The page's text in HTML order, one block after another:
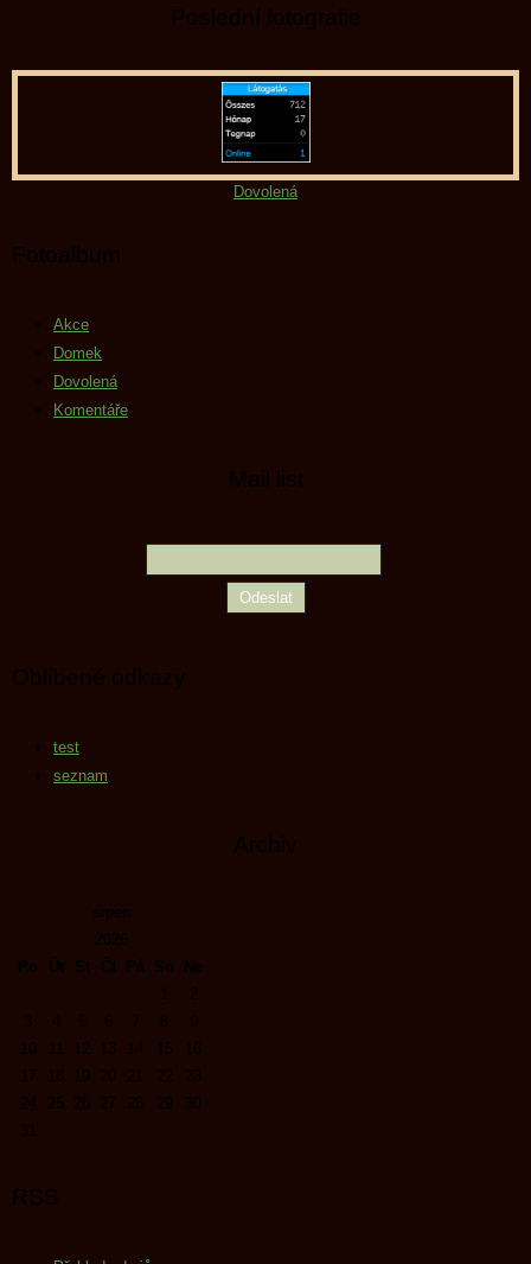
Poslední fotografie
Dovolená
Fotoalbum
Akce
Domek
Dovolená
Komentáře
Mail list
Oblíbené odkazy
test
seznam
Archiv
srpen
2026
Po
Út St Čt Pá So
Ne
2
3
5 7 8
12 13 15
17
18 20 21 22
23
24
25 26 27 28 29
30
31
RSS